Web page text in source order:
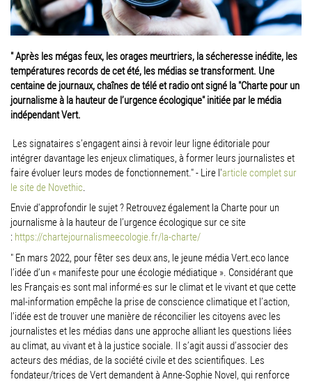
" Après les mégas feux, les orages meurtriers, la sécheresse inédite, les
températures records de cet été, les médias se transforment. Une
centaine de journaux, chaînes de télé et radio ont signé la "Charte pour un
journalisme à la hauteur de l’urgence écologique" initiée par le média
indépendant Vert.
Les signataires s’engagent ainsi à revoir leur ligne éditoriale pour
intégrer davantage les enjeux climatiques, à former leurs journalistes et
faire évoluer leurs modes de fonctionnement." - Lire l'article complet sur
le site de Novethic.
Envie d'approfondir le sujet ? Retrouvez également la Charte pour un
journalisme à la hauteur de l’urgence écologique sur ce site
: https://chartejournalismeecologie.fr/la-charte/
" En mars 2022, pour fêter ses deux ans, le jeune média Vert.eco lance
l’idée d’un « manifeste pour une écologie médiatique ». Considérant que
les Français·es sont mal informé·es sur le climat et le vivant et que cette
mal-information empêche la prise de conscience climatique et l’action,
l’idée est de trouver une manière de réconcilier les citoyens avec les
journalistes et les médias dans une approche alliant les questions liées
au climat, au vivant et à la justice sociale. Il s’agit aussi d’associer des
acteurs des médias, de la société civile et des scientifiques. Les
fondateur/trices de Vert demandent à Anne-Sophie Novel, qui renforce